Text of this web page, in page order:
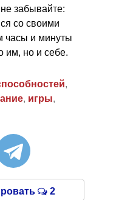
забывайте:
со своими
часы и минуты
им, но и себе.
,
, игры,
2